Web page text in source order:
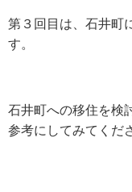
第３回目は、石井町
す。
石井町への移住を検
参考にしてみてくだ